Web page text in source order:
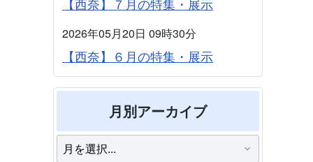
2026年05月20日 09時30分
【西奈】６月の特集・展示
月別アーカイブ